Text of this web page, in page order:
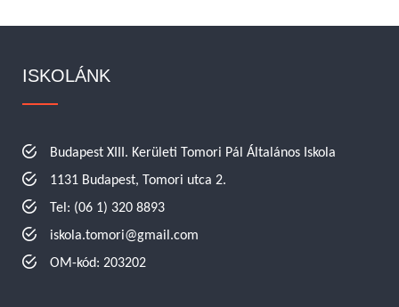
ISKOLÁNK
Budapest XIII. Kerületi Tomori Pál Általános Iskola
1131 Budapest, Tomori utca 2.
Tel: (06 1) 320 8893
iskola.tomori@gmail.com
OM-kód: 203202